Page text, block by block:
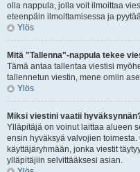
olla nappula, jolla voit ilmoittaa
eteenpäin ilmoittamisessa ja
Ylös
Mitä "Tallenna"-nappula tekee
Tämä antaa tallentaa viestisi
tallennetun viestin, mene omiin
Ylös
Miksi viestini vaatii
Ylläpitäjä on voinut laittaa alueen
ensin hyväksyä valvojien
käyttäjäryhmään, jonka viestit
ylläpitäjiin selvittääksesi asian.